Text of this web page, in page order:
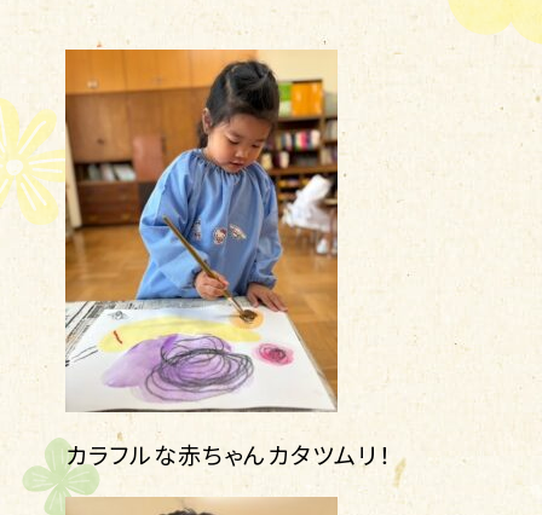
カラフルな赤ちゃんカタツムリ！